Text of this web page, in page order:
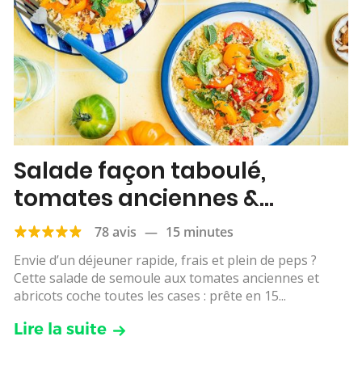
Salade façon taboulé,
tomates anciennes &
abricots78 avis — 15 minutes
Envie d’un déjeuner rapide, frais et plein de peps ?
Cette salade de semoule aux tomates anciennes et
abricots coche toutes les cases : prête en 15...
Lire la suite